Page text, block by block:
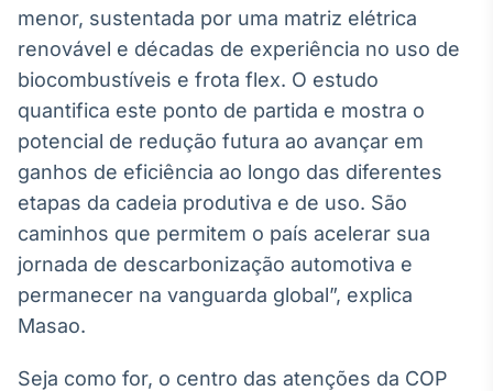
menor, sustentada por uma matriz elétrica
renovável e décadas de experiência no uso de
biocombustíveis e frota flex. O estudo
quantifica este ponto de partida e mostra o
potencial de redução futura ao avançar em
ganhos de eficiência ao longo das diferentes
etapas da cadeia produtiva e de uso. São
caminhos que permitem o país acelerar sua
jornada de descarbonização automotiva e
permanecer na vanguarda global”, explica
Masao.
Seja como for, o centro das atenções da COP